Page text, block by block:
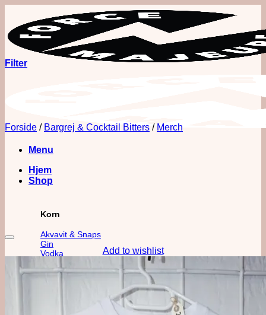
indhold
Menu
Hjem
Shop
Korn
Akvavit & Snaps
Gin
Vodka
'Out of Category'
Filter
Forside / Bargrej & Cocktail Bitters / Merch
Add to wishlist